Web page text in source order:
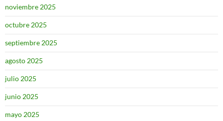
noviembre 2025
octubre 2025
septiembre 2025
agosto 2025
julio 2025
junio 2025
mayo 2025